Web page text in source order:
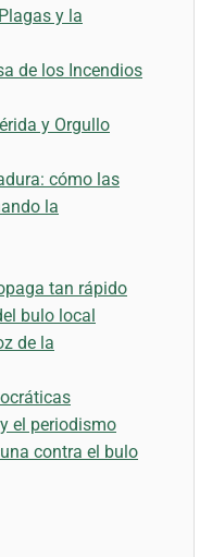
y la
de los Incendios
y Orgullo
cómo las
la
tan rápido
bulo local
de la
el periodismo
contra el bulo